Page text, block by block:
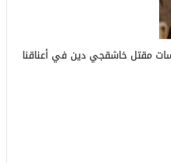
مقتل خاشقجي دين في أعناقنا